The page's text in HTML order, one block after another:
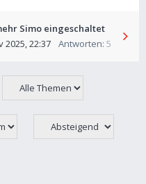
Simo eingeschaltet
Antworten: 5
2025, 22:37